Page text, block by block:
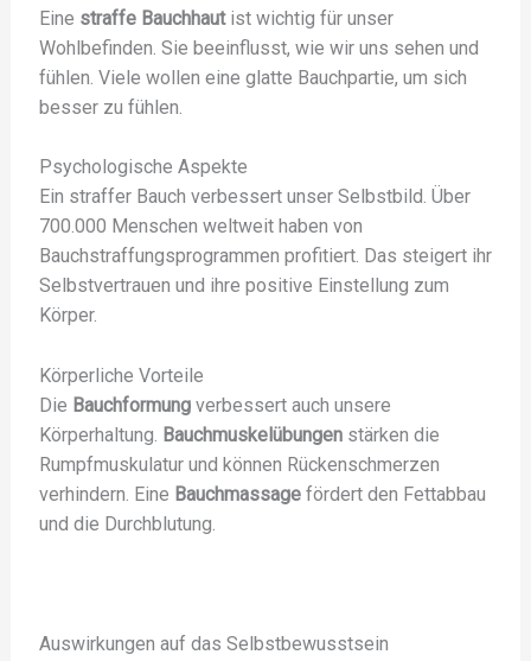
Eine straffe Bauchhautist wichtig für unser
Wohlbefinden. Sie beeinflusst, wie wir uns sehen und
fühlen. Viele wollen eine glatte Bauchpartie, um sich
besser zu fühlen.
Psychologische Aspekte
Ein straffer Bauch verbessert unser Selbstbild. Über
700.000 Menschen weltweit haben von
Bauchstraffungsprogrammen profitiert. Das steigert ihr
Selbstvertrauen und ihre positive Einstellung zum
Körper.
Körperliche Vorteile
Die Bauchformungverbessert auch unsere
Körperhaltung. Bauchmuskelübungenstärken die
Rumpfmuskulatur und können Rückenschmerzen
verhindern. Eine Bauchmassagefördert den Fettabbau
und die Durchblutung.
Auswirkungen auf das Selbstbewusstsein